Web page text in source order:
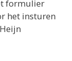
formulier
het insturen